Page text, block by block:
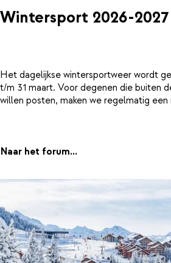
Wintersport 2026-2027
Het dagelijkse wintersportweer wordt
t/m 31 maart. Voor degenen die buiten
willen posten, maken we regelmatig een
Naar het forum...